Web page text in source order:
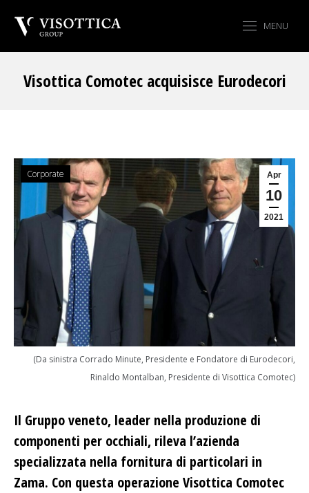
MENU
Visottica Comotec acquisisce Eurodecori
Apr
10
2021
Corporate
(Da sinistra Corrado Minute, Presidente e Fondatore di Eurodecori,
Rinaldo Montalban, Presidente di Visottica Comotec)
Il Gruppo veneto, leader nella produzione di
componenti per occhiali, rileva l’azienda
specializzata nella fornitura di particolari in
Zama. Con questa operazione Visottica Comotec